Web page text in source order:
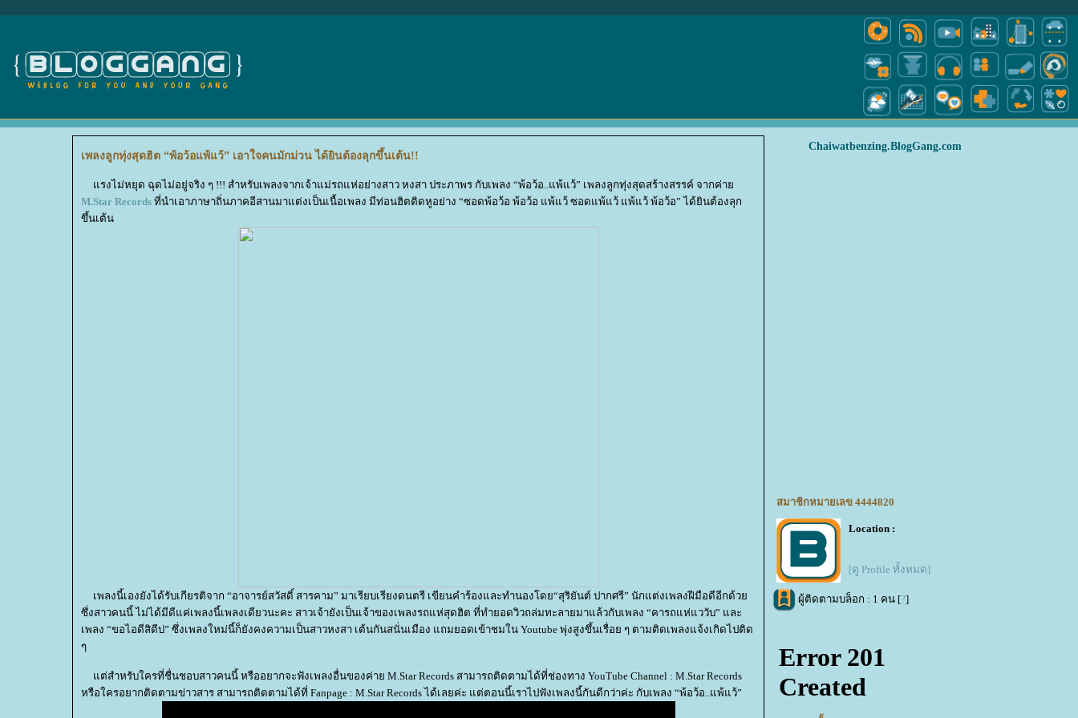
เพลงลูกทุ่งสุดฮิต “พ้อว้อแพ้แว้” เอาใจคนมักม่วน ได้ยินต้องลุกขึ้นเต้น!!
รงไม่หยุด ฉุดไม่อยู่จริง ๆ !!! สำหรับเพลงจากเจ้าแม่รถแห่อย่างสาว หงสา ประภาพร กับเพลง “พ้อว้อ..แพ้แว้” เพลงลูกทุ่งสุดสร้างสรรค์ จากค่า
M.Star Records ที่นำเอาภาษาถิ่นภาคอีสานมาแต่งเป็นเนื้อเพลง มีท่อนฮิตติดหูอย่าง “ซอดพ้อว้อ พ้อว้อ แพ้แว้ ซอดแพ้แว้ แพ้แว้ พ้อว้อ” ได้ยินต้องลุก
ขึ้นเต้น
เพลงนี้เองยังได้รับเกียรติจาก “อาจารย์สวัสดิ์​ สารคาม” มาเรียบเรียงดนตรี เขียนคำร้องและทำนองโดย“สุริยันต์​ ปากศรี” นักแต่งเพลงฝีมือดีอีกด้ว
ซึ่งสาวคนนี้ ไม่ได้มีดีแค่เพลงนี้เพลงเดียวนะคะ สาวเจ้ายังเป็นเจ้าของเพลงรถแห่สุดฮิต ที่ทำยอดวิวถล่มทะลายมาแล้วกับเพลง “คารถแห่แววับ” และ
เพลง “ขอไอดีสิดีบ่” ซึ่งเพลงใหม่นี้ก็ยังคงความเป็นสาวหงสา เต้นกันสนั่นเมือง แถมยอดเข้าชมใน Youtube พุ่งสูงขึ้นเรื่อย ๆ ตามติดเพลงแจ้งเกิดไปติด
ๆ
ต่สำหรับใครที่ชื่นชอบสาวคนนี้ หรืออยากจะฟังเพลงอื่นของค่าย M.Star Records สามารถติดตามได้ที่ช่องทาง YouTube Channel : M.Star Records
หรือใครอยากติดตามข่าวสาร สามารถติดตามได้ที่ Fanpage : M.Star Records ได้เลยค่ะ แต่ตอนนี้เราไปฟังเพลงนี้กันดีกว่าค่ะ กับเพลง “พ้อว้อ..แพ้แว้”
Chaiwatbenzing.BlogGang.com
สมาชิกหมายเลข 4444820
Location :
[ดู Profile ทั้งหมด]
ผู้ติดตามบล็อก : 1 คน [?]